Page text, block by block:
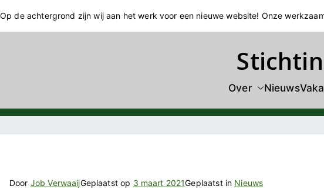
naar
Op de achtergrond zijn wij aan het werk voor een nieuwe website! Onze
Over Nieuws
Door Job VerwaaijGeplaatst op 3 maart 2021Geplaatst in Nieuws